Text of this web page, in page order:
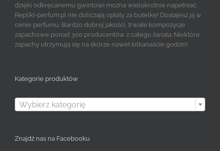
dzięki odkręcanemu gwintowi można wielokrotnie napełniać.
Repliki-perfum.pl nie doliczają opłaty za butelkę! Dostajesz ją w
cenie perfumu. Bardzo dobrej jakości, trwałe kompozycje
zapachowe ponad 300 producentów z całego świata. Niektóre
zapachy utrzymują się na skórze nawet kilkanaście godzin!
Kategorie produktów
Wybierz kategorię
Znajdź nas na Facebooku